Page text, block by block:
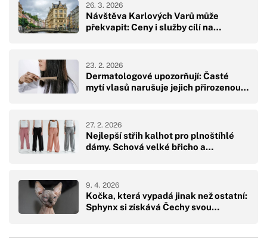
Návštěva Karlových Varů může
překvapit: Ceny i služby cílí na…
26. 3. 2026
Dermatologové upozorňují: Časté
mytí vlasů narušuje jejich přirozenou…
23. 2. 2026
Nejlepší střih kalhot pro plnoštíhlé
dámy. Schová velké břicho a…
27. 2. 2026
Kočka, která vypadá jinak než ostatní:
Sphynx si získává Čechy svou…
9. 4. 2026